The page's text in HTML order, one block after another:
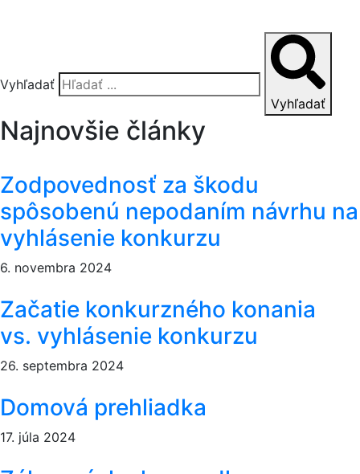
Vyhľadať
Vyhľadať
Najnovšie články
Zodpovednosť za škodu
spôsobenú nepodaním návrhu na
vyhlásenie konkurzu
6. novembra 2024
Začatie konkurzného konania
vs. vyhlásenie konkurzu
26. septembra 2024
Domová prehliadka
17. júla 2024